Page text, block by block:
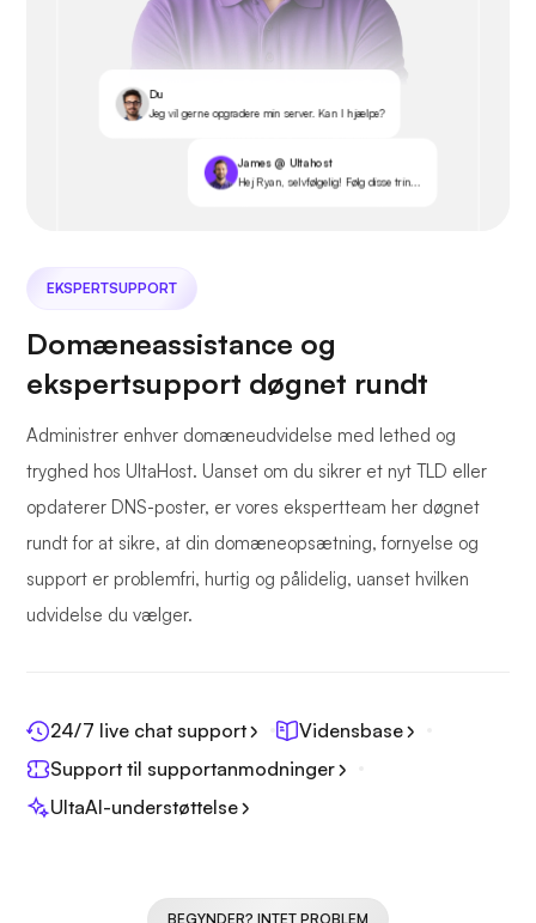
Du
Jeg vil gerne opgradere min server. Kan I hjælpe?
James @ Ultahost
Hej Ryan, selvfølgelig! Følg disse trin...
EKSPERTSUPPORT
Domæneassistance og
ekspertsupport døgnet rundt
Administrer enhver domæneudvidelse med lethed og
tryghed hos UltaHost. Uanset om du sikrer et nyt TLD eller
opdaterer DNS-poster, er vores ekspertteam her døgnet
rundt for at sikre, at din domæneopsætning, fornyelse og
support er problemfri, hurtig og pålidelig, uanset hvilken
udvidelse du vælger.
24/7 live chat support
Vidensbase
Support til supportanmodninger
UltaAI-understøttelse
BEGYNDER? INTET PROBLEM